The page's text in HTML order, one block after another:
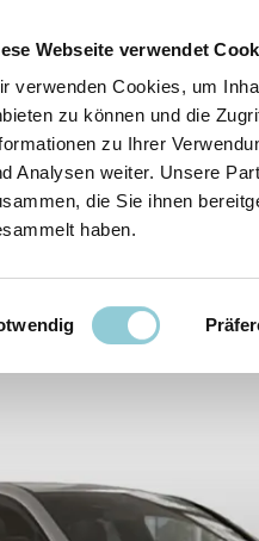
Webseite verwendet
verwenden Cookies, um
zu können und die
zu Ihrer
Analysen weiter. Unsere
die Sie ihnen
haben.
(FAQ) Über Uns